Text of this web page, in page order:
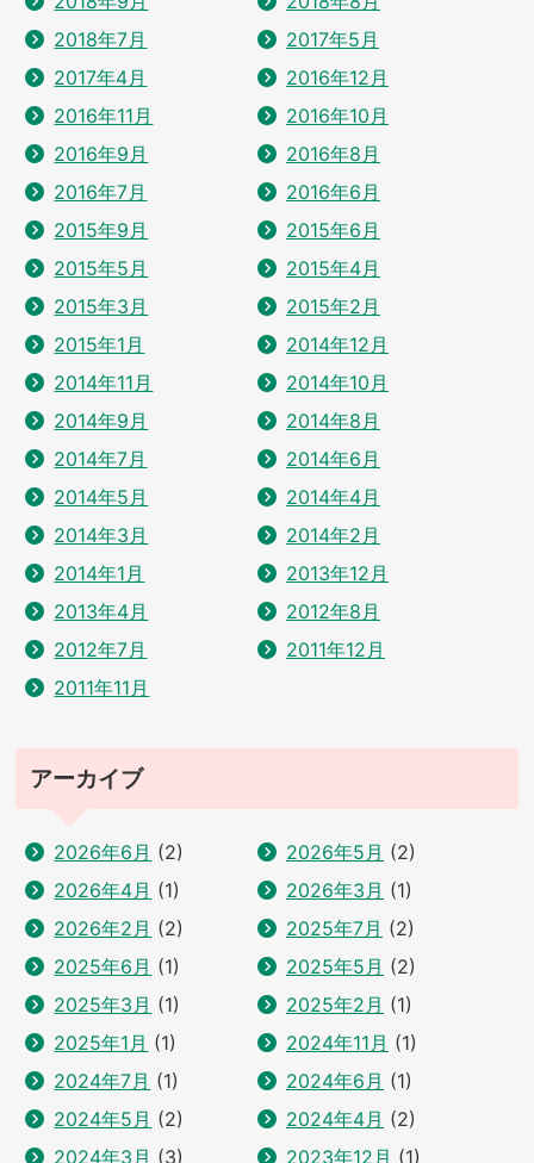
2018年7月
2017年5月
2017年4月
2016年12月
2016年11月
2016年10月
2016年9月
2016年8月
2016年7月
2016年6月
2015年9月
2015年6月
2015年5月
2015年4月
2015年3月
2015年2月
2015年1月
2014年12月
2014年11月
2014年10月
2014年9月
2014年8月
2014年7月
2014年6月
2014年5月
2014年4月
2014年3月
2014年2月
2014年1月
2013年12月
2013年4月
2012年8月
2012年7月
2011年12月
2011年11月
アーカイブ
2026年6月 (2) 2026年5月 (2)
2026年4月 (1) 2026年3月 (1)
2026年2月 (2) 2025年7月 (2)
2025年6月 (1) 2025年5月 (2)
2025年3月 (1) 2025年2月 (1)
2025年1月 (1) 2024年11月 (1)
2024年7月 (1) 2024年6月 (1)
2024年5月 (2) 2024年4月 (2)
2024年3月 (3) 2023年12月 (1)